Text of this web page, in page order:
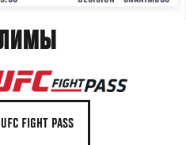
FIGHT PASS